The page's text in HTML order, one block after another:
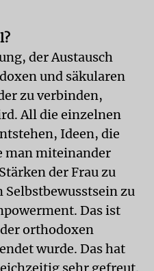
der Austausch
und säkularen
zu verbinden,
All die einzelnen
Ideen, die
man miteinander
der Frau zu
zu
Das ist
orthodoxen
wurde. Das hat